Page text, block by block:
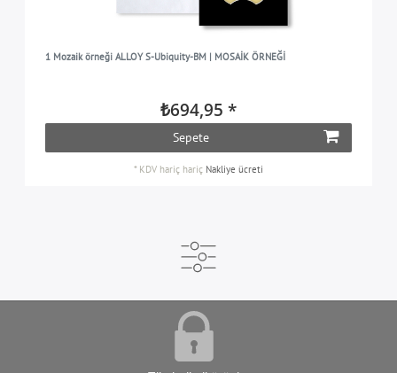
1 Mozaik örneği ALLOY S-Ubiquity-BM | MOSAİK ÖRNEĞİ
₺694,95 *
Sepete
* KDV hariç hariç Nakliye ücreti